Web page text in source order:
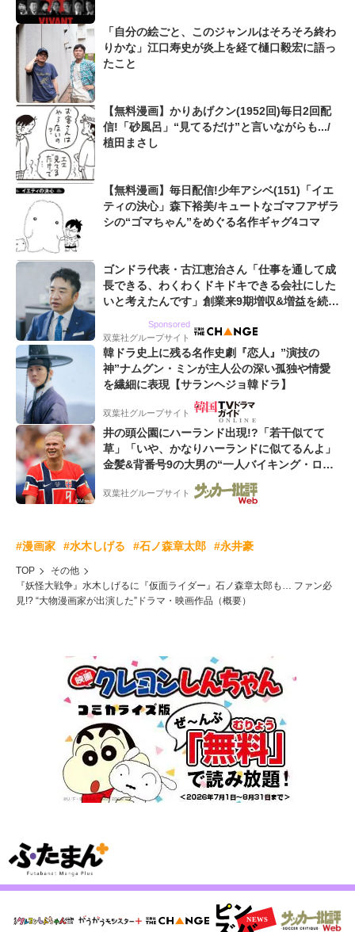
「自分の絵ごと、このジャンルはそろそろ終わ
りかな」江口寿史が炎上を経て樋口毅宏に語っ
たこと
【無料漫画】かりあげクン(1952回)毎日2回配
信!「砂風呂」“見てるだけ”と言いながらも.../
植田まさし
【無料漫画】毎日配信!少年アシベ(151)「イエ
ティの決心」森下裕美/キュートなゴマフアザラ
シの“ゴマちゃん”をめぐる名作ギャグ4コマ
ゴンドラ代表・古江恵治さん「仕事を通して成
長できる、わくわくドキドキできる会社にした
いと考えたんです」創業来9期増収&増益を続け
Sponsored
双葉社グループサイト
韓ドラ史上に残る名作史劇『恋人』”演技の
神”ナムグン・ミンが主人公の深い孤独や情愛
を繊細に表現【サランヘジョ韓ドラ】
双葉社グループサイト
井の頭公園にハーランド出現!?「若干似てて
草」「いや、かなりハーランドに似てるんよ」
金髪&背番号9の大男の“一人バイキング・ロ
ー”映像が話題!「元気をもらった」
双葉社グループサイト
#漫画家 #水木しげる #石ノ森章太郎 #永井豪
TOP
その他
『妖怪大戦争』水木しげるに『仮面ライダー』石ノ森章太郎も… ファン必
見!? “大物漫画家が出演した”ドラマ・映画作品（概要）